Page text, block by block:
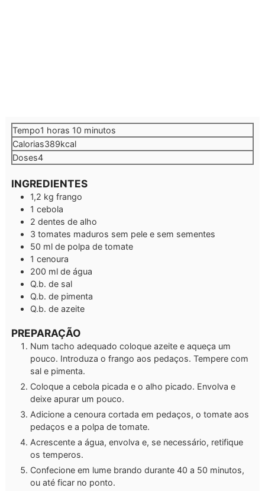
Tempo1 hora
horas 10 minutos
minutos
Calorias389kcal
Doses4
INGREDIENTES
1,2 kg frango
1 cebola
2 dentes de alho
3 tomates maduros sem pele e sem sementes
50 ml de polpa de tomate
1 cenoura
200 ml de água
Q.b. de sal
Q.b. de pimenta
Q.b. de azeite
PREPARAÇÃO
Num tacho adequado coloque azeite e aqueça um
pouco. Introduza o frango aos pedaços. Tempere com
sal e pimenta.
Coloque a cebola picada e o alho picado. Envolva e
deixe apurar um pouco.
Adicione a cenoura cortada em pedaços, o tomate aos
pedaços e a polpa de tomate.
Acrescente a água, envolva e, se necessário, retifique
os temperos.
Confecione em lume brando durante 40 a 50 minutos,
ou até ficar no ponto.